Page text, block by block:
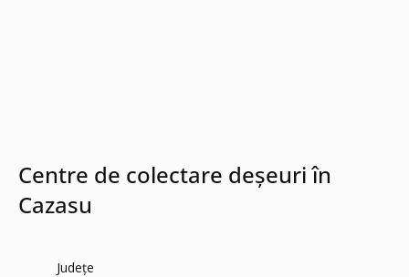
Centre de colectare deșeuri în
Cazasu
Județe